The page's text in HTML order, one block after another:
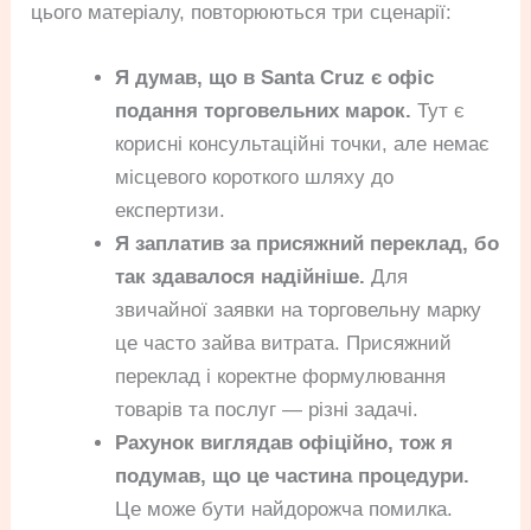
цього матеріалу, повторюються три сценарії:
Я думав, що в Santa Cruz є офіс
подання торговельних марок. Тут є
корисні консультаційні точки, але немає
місцевого короткого шляху до
експертизи.
Я заплатив за присяжний переклад, бо
так здавалося надійніше. Для
звичайної заявки на торговельну марку
це часто зайва витрата. Присяжний
переклад і коректне формулювання
товарів та послуг — різні задачі.
Рахунок виглядав офіційно, тож я
подумав, що це частина процедури.
Це може бути найдорожча помилка.